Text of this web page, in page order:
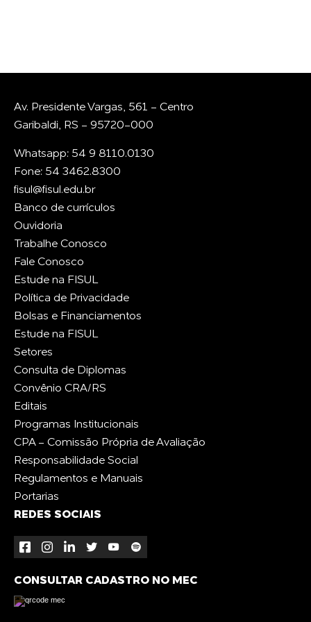
Av. Presidente Vargas, 561 - Centro
Garibaldi, RS - 95720-000
Whatsapp: 54 9 8110.0130
Fone: 54 3462.8300
fisul@fisul.edu.br
Banco de currículos
Ouvidoria
Trabalhe Conosco
Fale Conosco
Estude na FISUL
Política de Privacidade
Bolsas e Financiamentos
Estude na FISUL
Setores
Consulta de Diplomas
Convênio CRA/RS
Editais
Programas Institucionais
CPA - Comissão Própria de Avaliação
Responsabilidade Social
Regulamentos e Manuais
Portarias
REDES SOCIAIS
CONSULTAR CADASTRO NO MEC